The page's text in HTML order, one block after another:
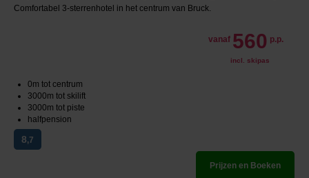
Comfortabel 3-sterrenhotel in het centrum van Bruck.
vanaf 560 p.p.
incl. skipas
0m tot centrum
3000m tot skilift
3000m tot piste
halfpension
8,7
Prijzen en Boeken